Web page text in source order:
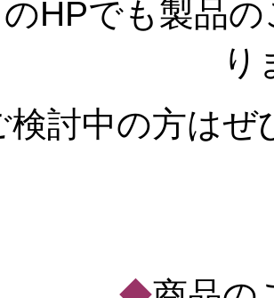
HPでも製品
り
検討中の方は